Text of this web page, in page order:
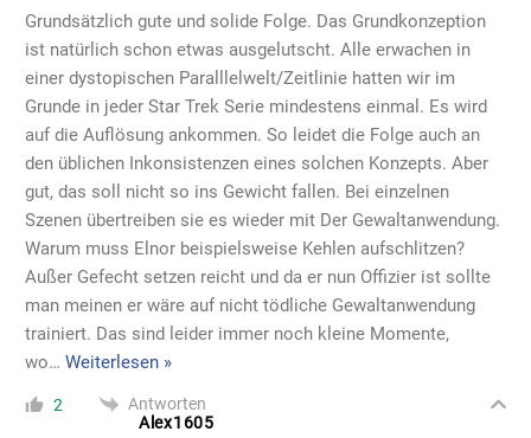
Grundsätzlich gute und solide Folge. Das Grundkonzeption
ist natürlich schon etwas ausgelutscht. Alle erwachen in
einer dystopischen Paralllelwelt/Zeitlinie hatten wir im
Grunde in jeder Star Trek Serie mindestens einmal. Es wird
auf die Auflösung ankommen. So leidet die Folge auch an
den üblichen Inkonsistenzen eines solchen Konzepts. Aber
gut, das soll nicht so ins Gewicht fallen. Bei einzelnen
Szenen übertreiben sie es wieder mit Der Gewaltanwendung.
Warum muss Elnor beispielsweise Kehlen aufschlitzen?
Außer Gefecht setzen reicht und da er nun Offizier ist sollte
man meinen er wäre auf nicht tödliche Gewaltanwendung
trainiert. Das sind leider immer noch kleine Momente,
wo… Weiterlesen »
2
Antworten
Alex1605